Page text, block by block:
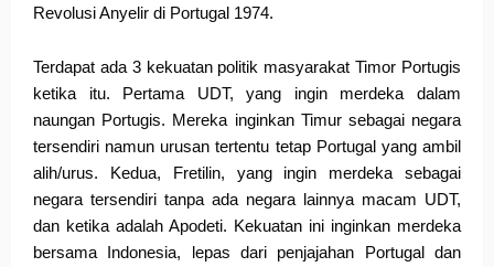
Revolusi Anyelir di Portugal 1974.
Terdapat ada 3 kekuatan politik masyarakat Timor Portugis
ketika itu. Pertama UDT, yang ingin merdeka dalam
naungan Portugis. Mereka inginkan Timur sebagai negara
tersendiri namun urusan tertentu tetap Portugal yang ambil
alih/urus. Kedua, Fretilin, yang ingin merdeka sebagai
negara tersendiri tanpa ada negara lainnya macam UDT,
dan ketika adalah Apodeti. Kekuatan ini inginkan merdeka
bersama Indonesia, lepas dari penjajahan Portugal dan